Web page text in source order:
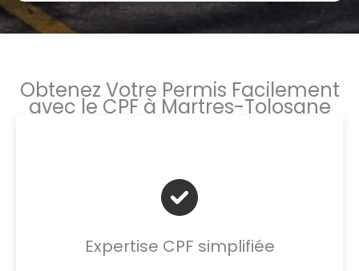
Obtenez Votre Permis Facilement
avec le CPF à Martres-Tolosane
Expertise CPF simplifiée